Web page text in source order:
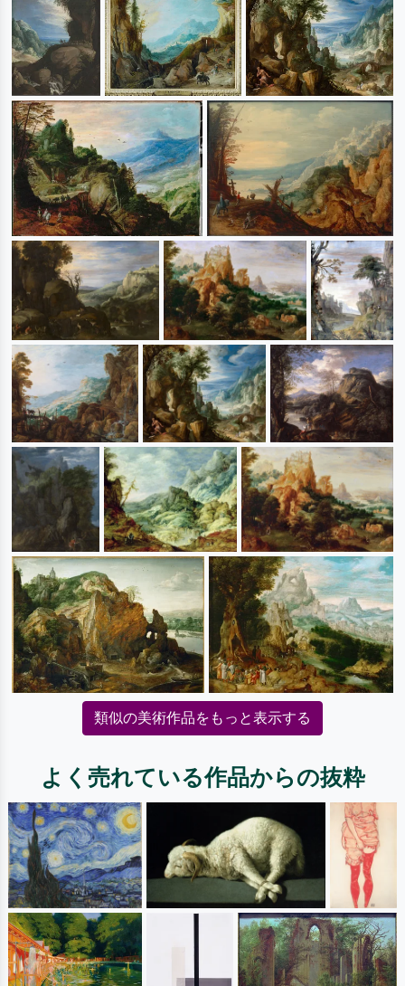
類似の美術作品をもっと表示する
よく売れている作品からの抜粋